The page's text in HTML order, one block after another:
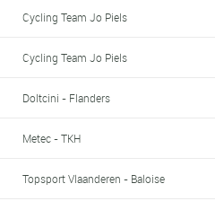
Cycling Team Jo Piels
Cycling Team Jo Piels
Doltcini - Flanders
Metec - TKH
Topsport Vlaanderen - Baloise